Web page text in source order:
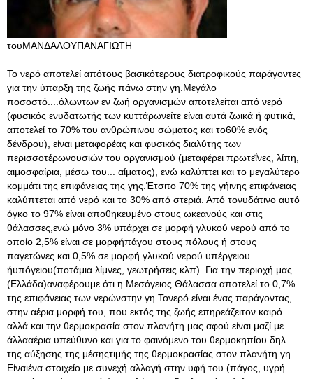
τουΜΑΝΔΑΛΟΥΠΑΝΑΓΙΩΤΗ
Το νερό αποτελεί απότους βασικότερους διατροφικούς παράγοντες
για την ύπαρξη της ζωής πάνω στην γη.Μεγάλο
ποσοστό....όλωντων εν ζωή οργανισμών αποτελείται από νερό
(φυσικός ενυδατωτής των κυττάρωνείτε είναι αυτά ζωικά ή φυτικά,
αποτελεί το 70% του ανθρώπινου σώματος και το60% ενός
δένδρου), είναι μεταφορέας και φυσικός διαλύτης των
περισσοτέρωνουσιών του οργανισμού (μεταφέρει πρωτεΐνες, λίπη,
αιμοσφαίρια, μέσω του... αίματος), ενώ καλύπτει και το μεγαλύτερο
κομμάτι της επιφάνειας της γης.Έτσιτο 70% της γήινης επιφάνειας
καλύπτεται από νερό και το 30% από στεριά. Από τονυδάτινο αυτό
όγκο το 97% είναι αποθηκευμένο στους ωκεανούς και στις
θάλασσες,ενώ μόνο 3% υπάρχει σε μορφή γλυκού νερού από το
οποίο 2,5% είναι σε μορφήπάγου στους πόλους ή στους
παγετώνες και 0,5% σε μορφή γλυκού νερού υπέργειου
ήυπόγειου(ποτάμια λίμνες, γεωτρήσεις κλπ). Για την περιοχή μας
(Ελλάδα)αναφέρουμε ότι η Μεσόγειος Θάλασσα αποτελεί το 0,7%
της επιφάνειας των νερώνστην γη.Τονερό είναι ένας παράγοντας,
στην αέρια μορφή του, που εκτός της ζωής επηρεάζειτον καιρό
αλλά και την θερμοκρασία στον πλανήτη μας αφού είναι μαζί με
άλλααέρια υπεύθυνο και για το φαινόμενο του θερμοκηπίου δηλ
της αύξησης της μέσηςτιμής της θερμοκρασίας στον πλανήτη γη.
Είναιένα στοιχείο με συνεχή αλλαγή στην υφή του (πάγος, υγρή